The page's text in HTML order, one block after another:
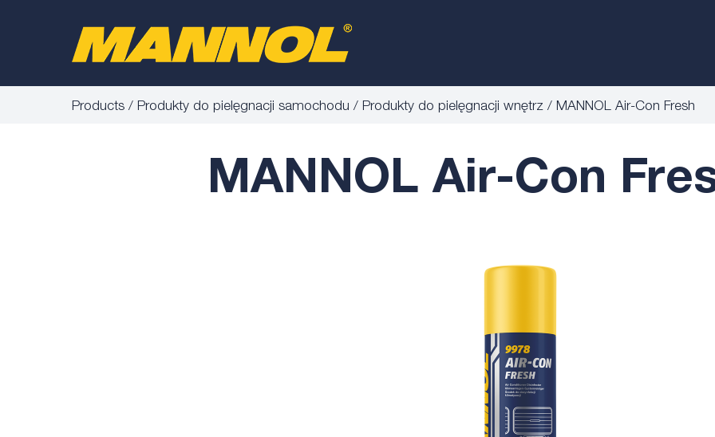
Products Produkty do pielęgnacji samochodu Produkty do pielęgnacji wnętrz MANNOL Air-Con Fresh
MANNOL Air-Con